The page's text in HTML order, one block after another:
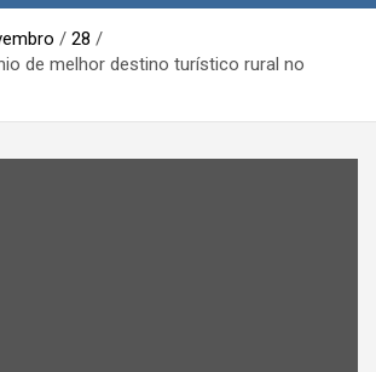
28
de melhor destino turístico rural no